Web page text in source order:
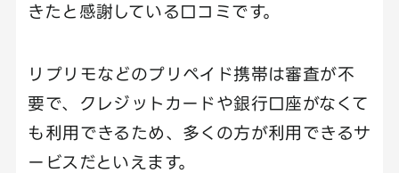
きたと感謝している口コミです。
リプリモなどのプリペイド携帯は審査が不
要で、クレジットカードや銀行口座がなくて
も利用できるため、多くの方が利用できるサ
ービスだといえます。